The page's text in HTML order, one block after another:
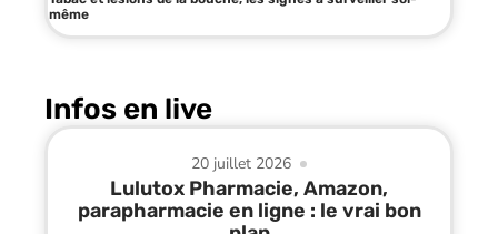
même
Infos en live
20 juillet 2026
Lulutox Pharmacie, Amazon,
parapharmacie en ligne : le vrai bon